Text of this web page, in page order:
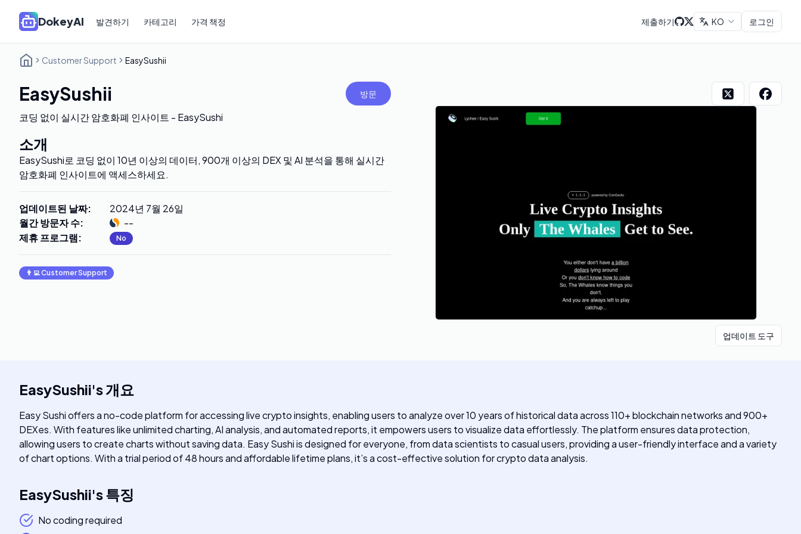
DokeyAI 발견하기 카테고리 가격 책정 제출하기 KO 로그인
Customer Support EasySushii
EasySushii 방문
코딩 없이 실시간 암호화폐 인사이트 - EasySushi
소개
EasySushi로 코딩 없이 10년 이상의 데이터, 900개 이상의 DEX 및 AI 분석을 통해 실시간
암호화폐 인사이트에 액세스하세요.
업데이트된 날짜:
2024년 7월 26일
월간 방문자 수:
--
제휴 프로그램: No
👨‍💻Customer Support
업데이트 도구
EasySushii's개요
Easy Sushi offers a no-code platform for accessing live crypto insights, enabling users to analyze over 10 years of historical data across 110+ blockchain networks and 900+
DEXes. With features like unlimited charting, AI analysis, and automated reports, it empowers users to visualize data effortlessly. The platform ensures data protection,
allowing users to create charts without saving data. Easy Sushi is designed for everyone, from data scientists to casual users, providing a user-friendly interface and a variety
of chart options. With a trial period of 48 hours and affordable lifetime plans, it’s a cost-effective solution for crypto data analysis.
EasySushii's특징
No coding required